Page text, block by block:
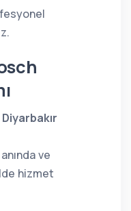
Diyarbakır
ve
hizmet